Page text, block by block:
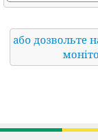
або дозвольте